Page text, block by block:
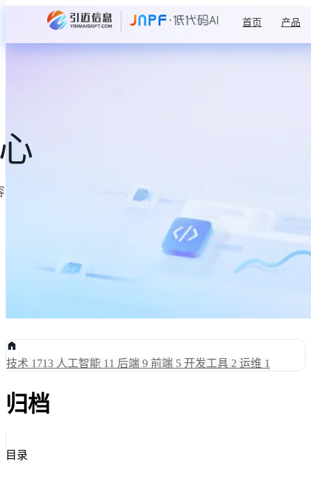
首页 产品
技术 1713 人工智能 11 后端 9 前端 5 开发工具 2 运维 1
归档
目录